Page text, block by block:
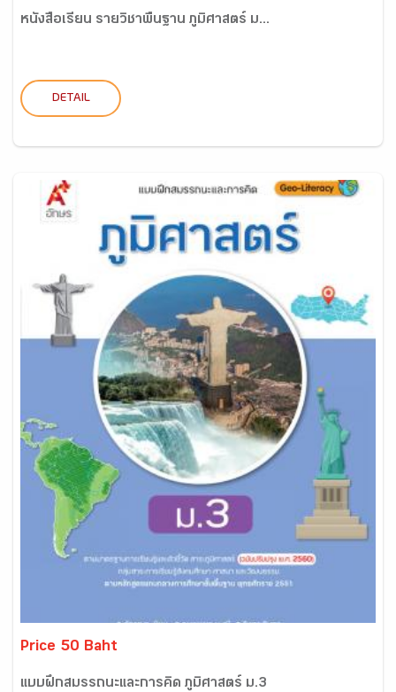
หนังสือเรียน รายวิชาพื้นฐาน ภูมิศาสตร์ ม...
DETAIL
Price 50 Baht
แบบฝึกสมรรถนะและการคิด ภูมิศาสตร์ ม.3